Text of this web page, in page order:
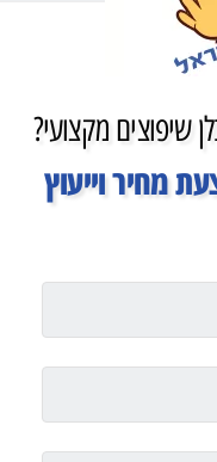
שיפוצים מקצועי?
מחיר וייעוץ